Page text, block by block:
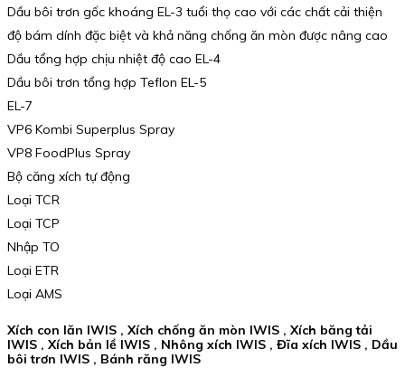
Dầu bôi trơn gốc khoáng EL-3 tuổi thọ cao với các chất cải thiện
độ bám dính đặc biệt và khả năng chống ăn mòn được nâng cao
Dầu tổng hợp chịu nhiệt độ cao EL-4
Dầu bôi trơn tổng hợp Teflon EL-5
EL-7
VP6 Kombi Superplus Spray
VP8 FoodPlus Spray
Bộ căng xích tự động
Loại TCR
Loại TCP
Nhập TO
Loại ETR
Loại AMS
Xích con lăn IWIS , Xích chống ăn mòn IWIS , Xích băng tải
IWIS , Xích bản lề IWIS , Nhông xích IWIS , Đĩa xích IWIS , Dầu
bôi trơn IWIS , Bánh răng IWIS